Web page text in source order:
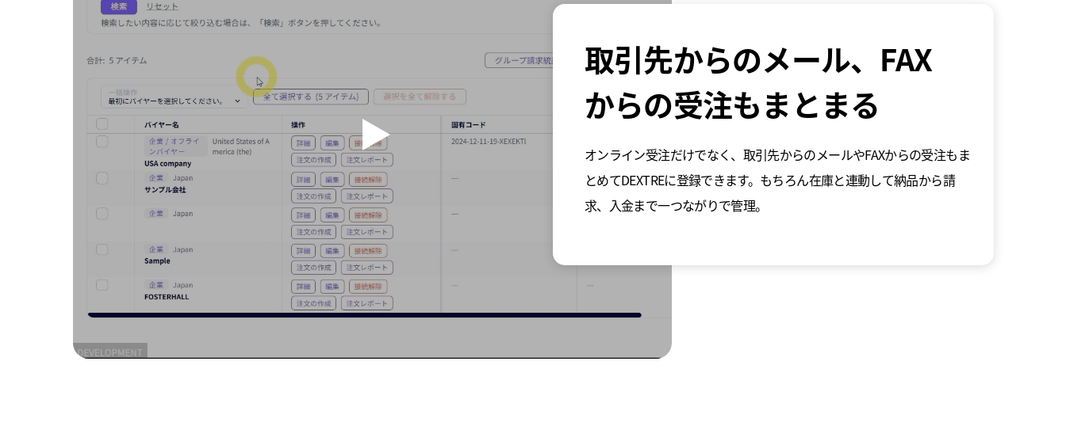
取引先からのメール、FAX
からの受注もまとまる
オンライン受注だけでなく、取引先からのメールやFAXからの受注もま
とめてDEXTREに登録できます。もちろん在庫と連動して納品から請
求、入金まで一つながりで管理。